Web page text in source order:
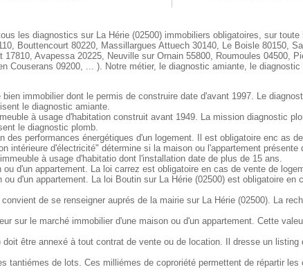
les diagnostics sur La Hérie (02500) immobiliers obligatoires, sur
Bouttencourt 80220, Massillargues Attuech 30140, Le Boisle 80150,
Avapessa 20225, Neuville sur Ornain 55800, Roumoules 04500,
Couserans 09200, ... ). Notre métier, le diagnostic amiante, le
immobilier dont le permis de construire date d'avant 1997. Le
le diagnostic amiante.
à usage d'habitation construit avant 1949. La mission diagnostic
le diagnostic plomb.
des performances énergétiques d'un logement. Il est obligatoire enc as
intérieure d'électricité" détermine si la maison ou l'appartement
à usage d'habitatio dont l'installation date de plus de 15 ans.
d'un appartement. La loi carrez est obligatoire en cas de vente de
d'un appartement. La loi Boutin sur La Hérie (02500) est obligatoire en
de se renseigner auprés de la mairie sur La Hérie (02500). La
sur le marché immobilier d'une maison ou d'un appartement. Cette
être annexé à tout contrat de vente ou de location. Il dresse un
tantiémes de lots. Ces milliémes de coproriété permettent de répartir les